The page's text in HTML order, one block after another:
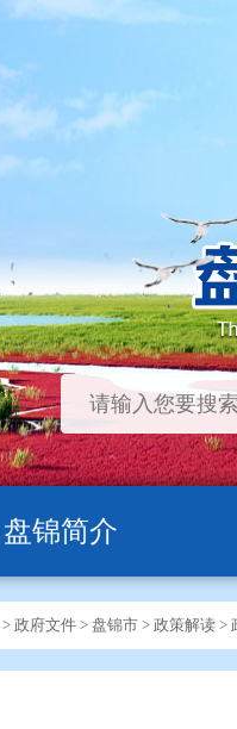
盘锦简介
> 政府文件 > 盘锦市 > 政策解读 >